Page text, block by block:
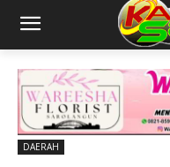
DAERAH